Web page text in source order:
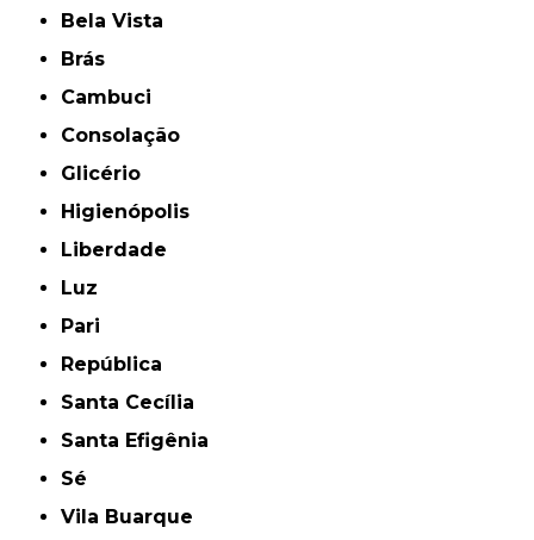
Bela Vista
Brás
Cambuci
Consolação
Glicério
Higienópolis
Liberdade
Luz
Pari
República
Santa Cecília
Santa Efigênia
Sé
Vila Buarque